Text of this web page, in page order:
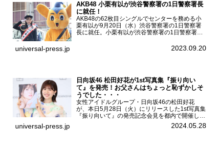
AKB48 小栗有以が渋谷警察署の1日警察署長
に就任！
AKB48の62枚目シングルでセンターを務める小
栗有以が9月20日（水）渋谷警察署の1日警察署
長に就任。小栗有以が渋谷警察署の1日警察署長
での10日間実施される令和5年 秋の全国交通安全
universal-press.jp 2023.09.20
日向坂46 松田好花が1st写真集『振り向い
て』を発売！お父さんはちょっと恥ずかしそ
うでした・・・
女性アイドルグループ・日向坂46の松田好花
が、本日5月28日（火）にリリースした1st写真集
『振り向いて』の発売記念会見を都内で開催し
た。日向坂46 松田好花1st写真集『振り向いて』
発売記念会見写真集では日向坂46の松田好花を
universal-press.jp 2024.05.28